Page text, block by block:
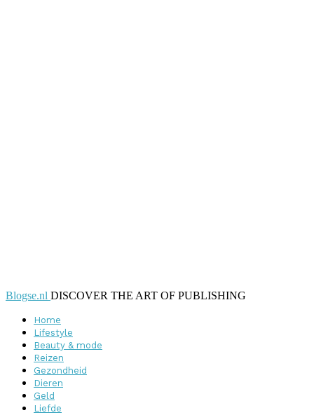
Blogse.nl DISCOVER THE ART OF PUBLISHING
Home
Lifestyle
Beauty & mode
Reizen
Gezondheid
Dieren
Geld
Liefde